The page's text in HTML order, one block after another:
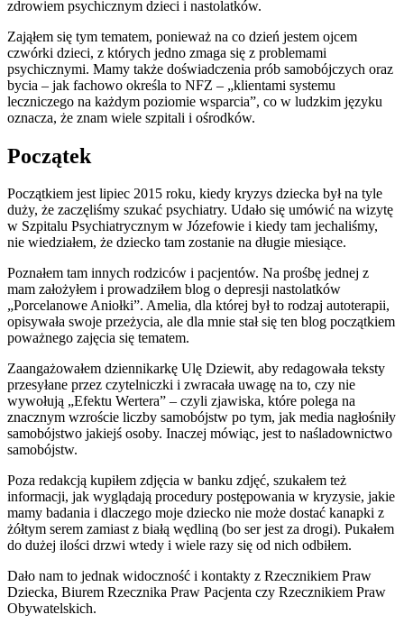
zdrowiem psychicznym dzieci i nastolatków.
Zająłem się tym tematem, ponieważ na co dzień jestem ojcem
czwórki dzieci, z których jedno zmaga się z problemami
psychicznymi. Mamy także doświadczenia prób samobójczych oraz
bycia – jak fachowo określa to NFZ – „klientami systemu
leczniczego na każdym poziomie wsparcia”, co w ludzkim języku
oznacza, że znam wiele szpitali i ośrodków.
Początek
Początkiem jest lipiec 2015 roku, kiedy kryzys dziecka był na tyle
duży, że zaczęliśmy szukać psychiatry. Udało się umówić na wizytę
w Szpitalu Psychiatrycznym w Józefowie i kiedy tam jechaliśmy,
nie wiedziałem, że dziecko tam zostanie na długie miesiące.
Poznałem tam innych rodziców i pacjentów. Na prośbę jednej z
mam założyłem i prowadziłem blog o depresji nastolatków
„Porcelanowe Aniołki”. Amelia, dla której był to rodzaj autoterapii,
opisywała swoje przeżycia, ale dla mnie stał się ten blog początkiem
poważnego zajęcia się tematem.
Zaangażowałem dziennikarkę Ulę Dziewit, aby redagowała teksty
przesyłane przez czytelniczki i zwracała uwagę na to, czy nie
wywołują „Efektu Wertera” – czyli zjawiska, które polega na
znacznym wzroście liczby samobójstw po tym, jak media nagłośniły
samobójstwo jakiejś osoby. Inaczej mówiąc, jest to naśladownictwo
samobójstw.
Poza redakcją kupiłem zdjęcia w banku zdjęć, szukałem też
informacji, jak wyglądają procedury postępowania w kryzysie, jakie
mamy badania i dlaczego moje dziecko nie może dostać kanapki z
żółtym serem zamiast z białą wędliną (bo ser jest za drogi). Pukałem
do dużej ilości drzwi wtedy i wiele razy się od nich odbiłem.
Dało nam to jednak widoczność i kontakty z Rzecznikiem Praw
Dziecka, Biurem Rzecznika Praw Pacjenta czy Rzecznikiem Praw
Obywatelskich.